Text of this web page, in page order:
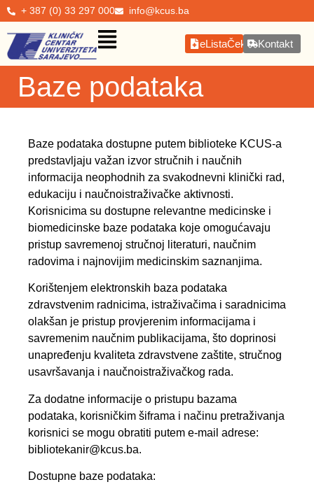
+ 387 (0) 33 297 000 info@kcus.ba
eListaČekanjaKontakt
Baze podataka
Baze podataka dostupne putem biblioteke KCUS-a
predstavljaju važan izvor stručnih i naučnih
informacija neophodnih za svakodnevni klinički rad,
edukaciju i naučnoistraživačke aktivnosti.
Korisnicima su dostupne relevantne medicinske i
biomedicinske baze podataka koje omogućavaju
pristup savremenoj stručnoj literaturi, naučnim
radovima i najnovijim medicinskim saznanjima.
Korištenjem elektronskih baza podataka
zdravstvenim radnicima, istraživačima i saradnicima
olakšan je pristup provjerenim informacijama i
savremenim naučnim publikacijama, što doprinosi
unapređenju kvaliteta zdravstvene zaštite, stručnog
usavršavanja i naučnoistraživačkog rada.
Za dodatne informacije o pristupu bazama
podataka, korisničkim šiframa i načinu pretraživanja
korisnici se mogu obratiti putem e-mail adrese:
bibliotekanir@kcus.ba.
Dostupne baze podataka: